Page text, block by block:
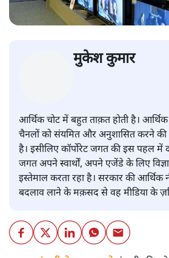
मुकेश कुमार| 29 MAR, 2025
मुकेश कुमार